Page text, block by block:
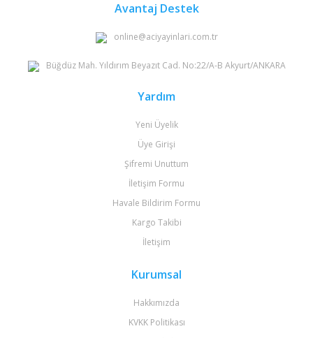
Avantaj Destek
online@aciyayinlari.com.tr
Büğdüz Mah. Yıldırım Beyazıt Cad. No:22/A-B Akyurt/ANKARA
Yardım
Yeni Üyelik
Üye Girişi
Şifremi Unuttum
İletişim Formu
Havale Bildirim Formu
Kargo Takibi
İletişim
Kurumsal
Hakkımızda
KVKK Politikası